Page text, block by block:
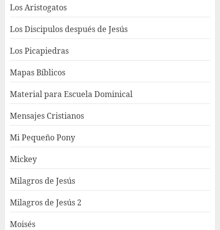
Los Aristogatos
Los Discipulos después de Jesús
Los Picapiedras
Mapas Bíblicos
Material para Escuela Dominical
Mensajes Cristianos
Mi Pequeño Pony
Mickey
Milagros de Jesús
Milagros de Jesús 2
Moisés